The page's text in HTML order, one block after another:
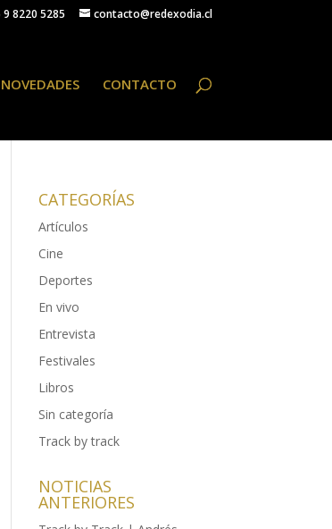
9 8220 5285 contacto@redexodia.cl
NOVEDADES CONTACTO
CATEGORÍAS
Artículos
Cine
Deportes
En vivo
Entrevista
Festivales
Libros
Sin categoría
Track by track
NOTICIAS
ANTERIORES